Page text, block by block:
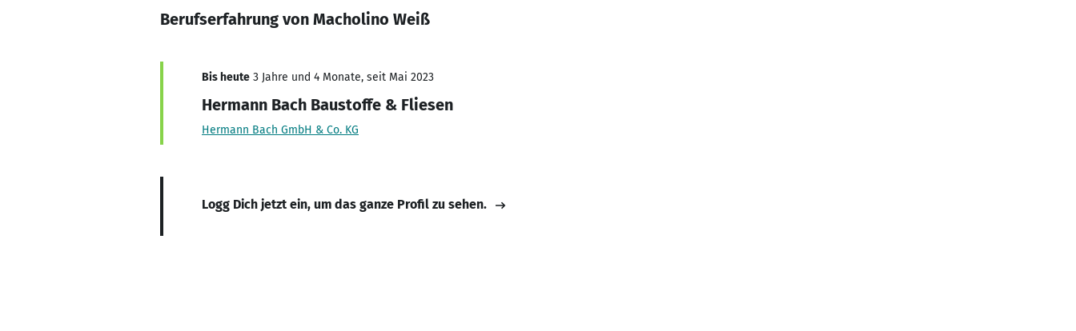
Berufserfahrung von Macholino Weiß
Bis heute 3 Jahre und 4 Monate, seit Mai 2023
Hermann Bach Baustoffe & Fliesen
Hermann Bach GmbH & Co. KG
Logg Dich jetzt ein, um das ganze Profil zu sehen.